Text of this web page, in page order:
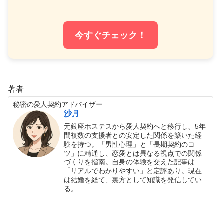
今すぐチェック！
著者
秘密の愛人契約アドバイザー
沙月
元銀座ホステスから愛人契約へと移行し、5年
間複数の支援者との安定した関係を築いた経
験を持つ。「男性心理」と「長期契約のコ
ツ」に精通し、恋愛とは異なる視点での関係
づくりを指南。自身の体験を交えた記事は
「リアルでわかりやすい」と定評あり。現在
は結婚を経て、裏方として知識を発信してい
る。